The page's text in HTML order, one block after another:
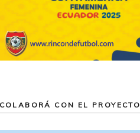
COLABORÁ CON EL PROYECTO